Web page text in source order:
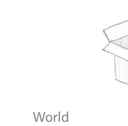
World